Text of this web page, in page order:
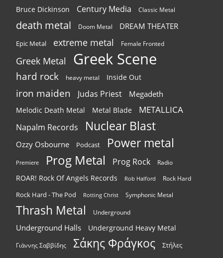
Bruce Dickinson Century Media Classic Metal
death metal Doom Metal DREAM THEATER
Epic Metal extreme metal Female Fronted
Greek Metal Greek Scene
hard rock heavy metal Inside Out
iron maiden Judas Priest Megadeth
Melodic Death Metal Metal Blade METALLICA
Napalm Records Nuclear Blast
Ozzy Osbourne Podcast Power metal
Premiere Prog Metal Prog Rock Radio
ROAR! Rock Of Angels Records Rob Halford Rock Hard
Rock Hard - The Pod Rotting Christ Symphonic Metal
Thrash Metal Underground
Underground Halls Underground Heavy Metal
Γιάννης Σαββίδης Σάκης Φράγκος Στήλες